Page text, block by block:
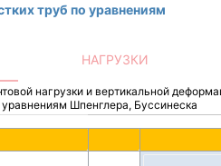
труб по уравнениям
НАГРУЗКИ
нагрузки и вертикальной
уравнениям Шпенглера, Буссинеска